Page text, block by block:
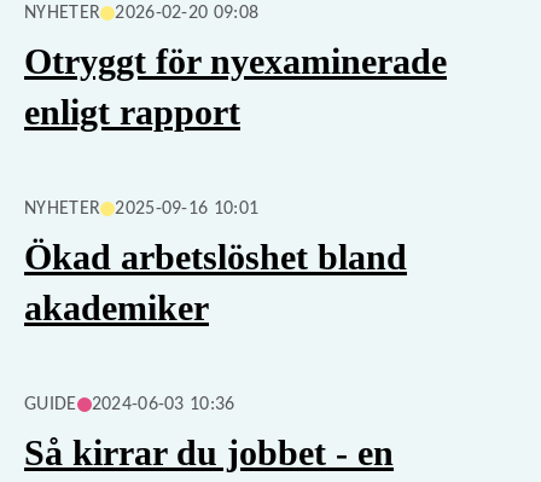
NYHETER 2026-02-20 09:08
Otryggt för nyexaminerade
enligt rapport
NYHETER 2025-09-16 10:01
Ökad arbetslöshet bland
akademiker
GUIDE 2024-06-03 10:36
Så kirrar du jobbet - en